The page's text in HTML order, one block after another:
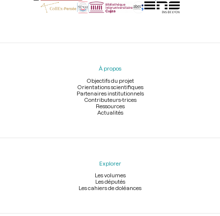
Menu
À propos
Objectifs du projet
Orientations scientifiques
Partenaires institutionnels
Contributeurs-trices
Ressources
Actualités
Explorer
Les volumes
Les députés
Les cahiers de doléances